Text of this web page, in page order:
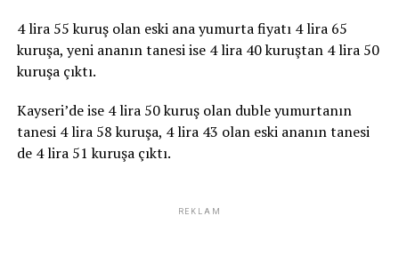
4 lira 55 kuruş olan eski ana yumurta fiyatı 4 lira 65
kuruşa, yeni ananın tanesi ise 4 lira 40 kuruştan 4 lira 50
kuruşa çıktı.
Kayseri’de ise 4 lira 50 kuruş olan duble yumurtanın
tanesi 4 lira 58 kuruşa, 4 lira 43 olan eski ananın tanesi
de 4 lira 51 kuruşa çıktı.
REKLAM